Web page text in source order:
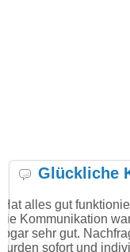
Glückliche
war
individuell
i can